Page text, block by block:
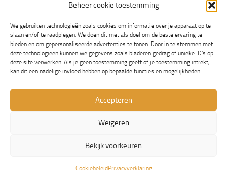
Beheer cookie toestemming
We gebruiken technologieën zoals cookies om informatie over je apparaat op te
slaan en/of te raadplegen. We doen dit met als doel om de beste ervaring te
bieden en om gepersonaliseerde advertenties te tonen. Door in te stemmen met
deze technologieën kunnen we gegevens zoals bladeren gedrag of unieke ID's op
deze site verwerken. Als je geen toestemming geeft of je toestemming intrekt,
kan dit een nadelige invloed hebben op bepaalde functies en mogelijkheden.
Accepteren
Weigeren
Bekijk voorkeuren
CookiebeleidPrivacyverklaring
- Ontworpen met de